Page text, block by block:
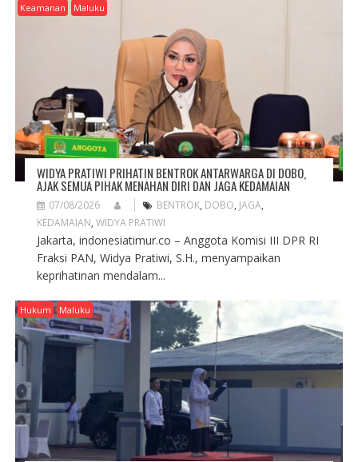
G
A
Keamanan Maluku
WIDYA PRATIWI PRIHATIN BENTROK ANTARWARGA DI DOBO,
AJAK SEMUA PIHAK MENAHAN DIRI DAN JAGA KEDAMAIAN
07/08/2026 BENTROK, DOBO, JAGA,
KEDAMAIAN, WIDYA PRATIWI
Jakarta, indonesiatimur.co – Anggota Komisi III DPR RI
Fraksi PAN, Widya Pratiwi, S.H., menyampaikan
keprihatinan mendalam...
Hukum Maluku